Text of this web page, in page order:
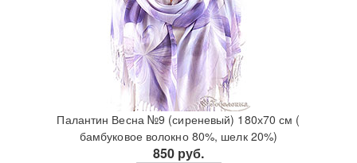
Палантин Весна №9 (сиреневый) 180х70 см (
бамбуковое волокно 80%, шелк 20%)
850 руб.